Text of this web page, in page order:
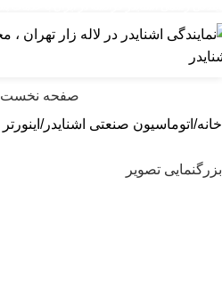
صفحه نخست
خانه اتوماسیون صنعتی اشنایدر اینورتر Drive اشنایدر
بزرگنمایی تصویر